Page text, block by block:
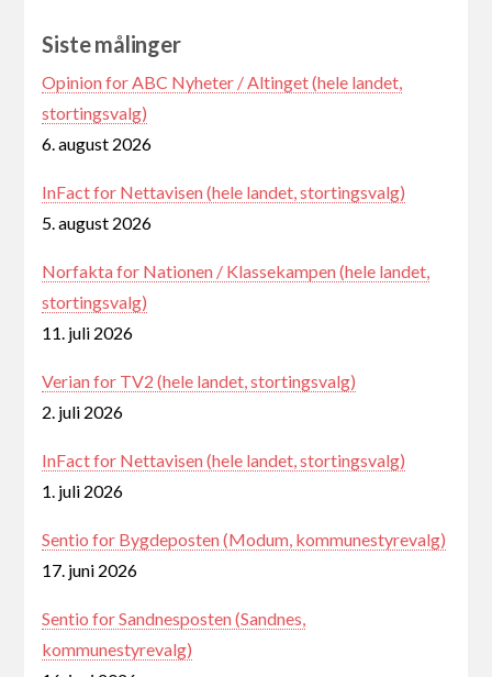
Siste målinger
Opinion for ABC Nyheter / Altinget (hele landet,
stortingsvalg)
6. august 2026
InFact for Nettavisen (hele landet, stortingsvalg)
5. august 2026
Norfakta for Nationen / Klassekampen (hele landet,
stortingsvalg)
11. juli 2026
Verian for TV2 (hele landet, stortingsvalg)
2. juli 2026
InFact for Nettavisen (hele landet, stortingsvalg)
1. juli 2026
Sentio for Bygdeposten (Modum, kommunestyrevalg)
17. juni 2026
Sentio for Sandnesposten (Sandnes,
kommunestyrevalg)